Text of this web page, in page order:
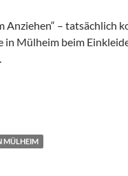
Anziehen“ – tatsächlich
in Mülheim beim
kühlen Temperaturen
MÜLHEIM